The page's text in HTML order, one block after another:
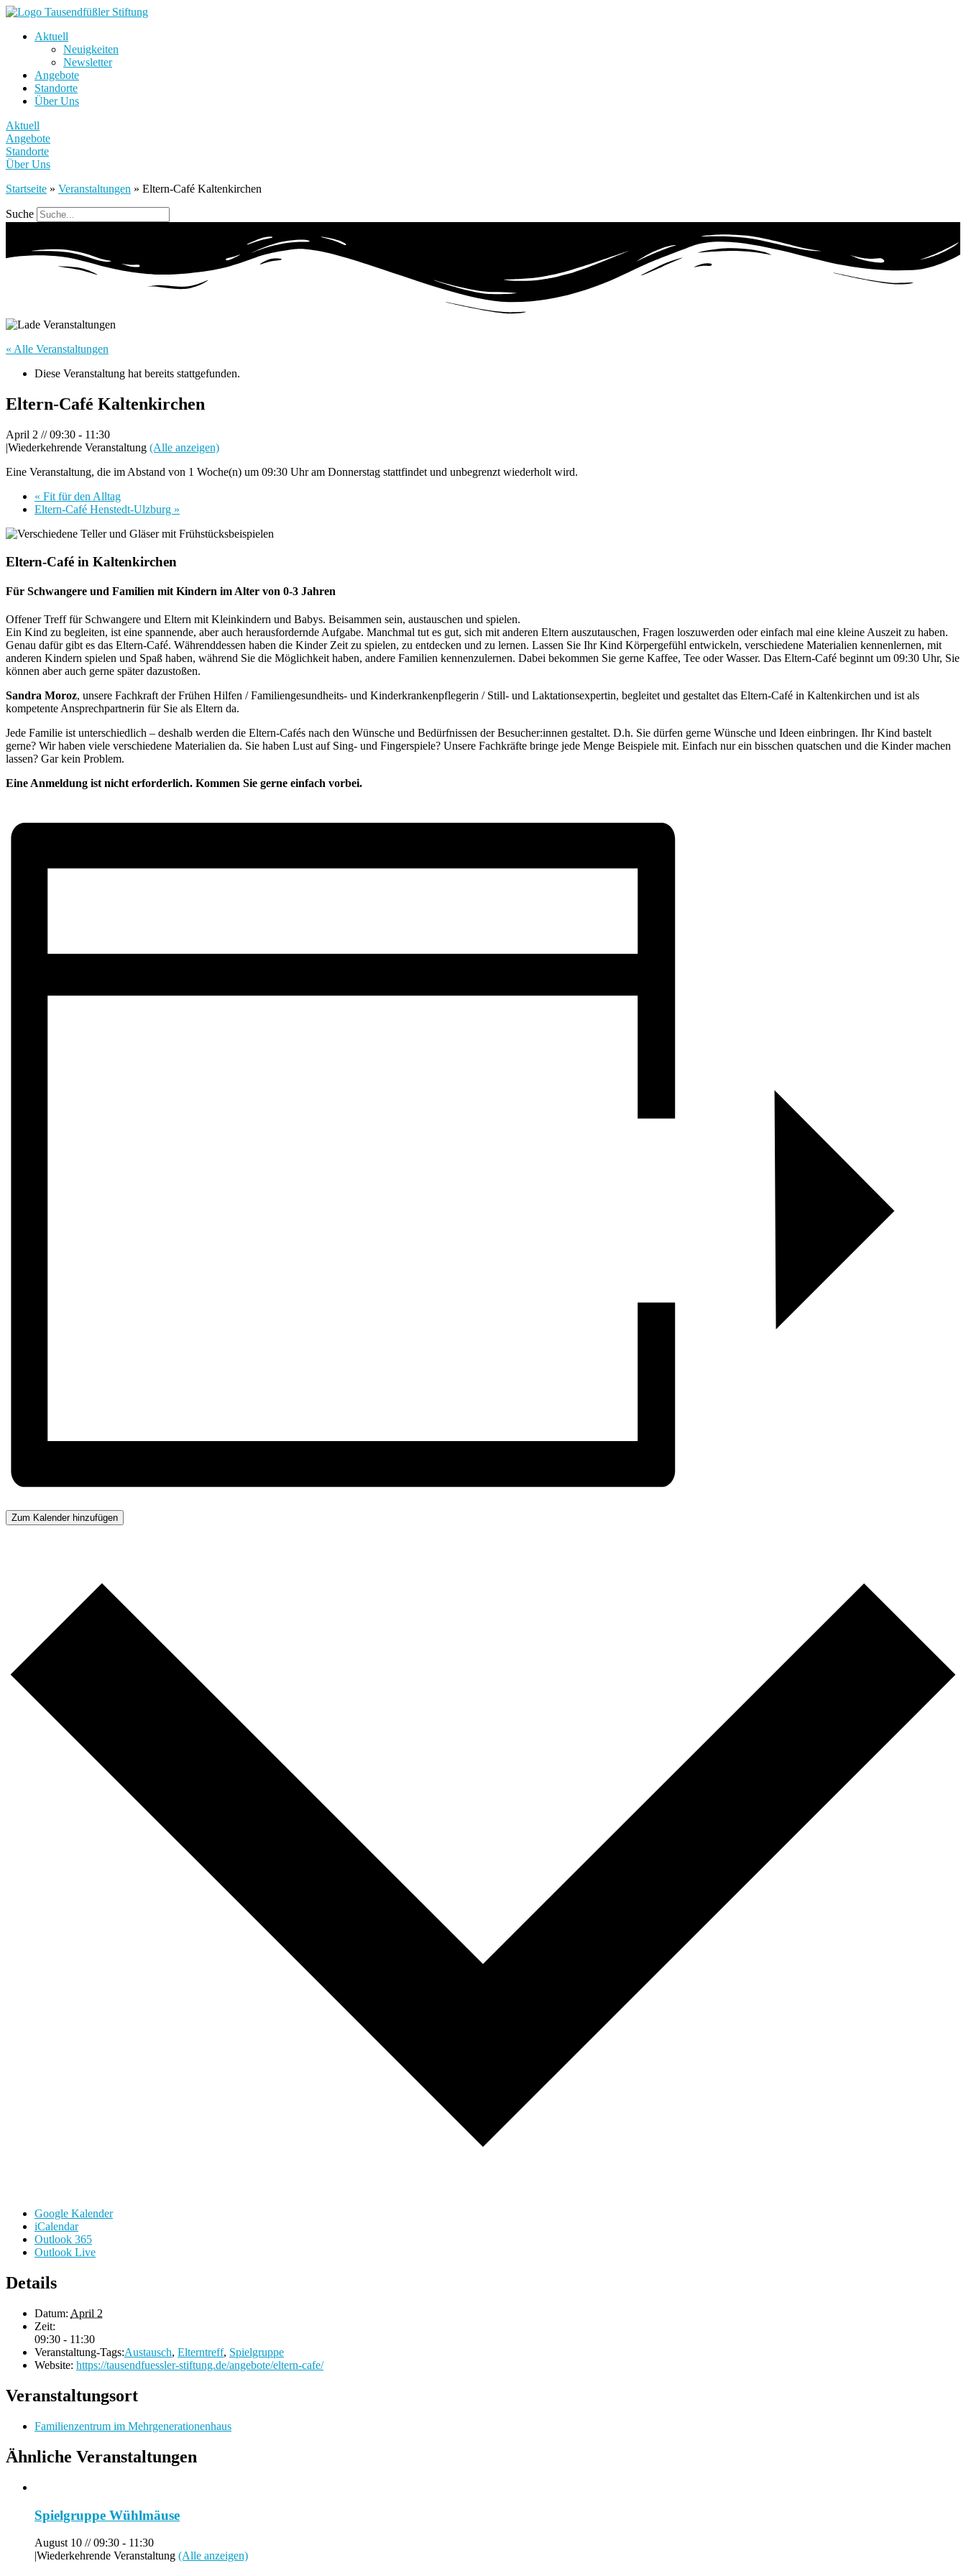
Aktuell
Neuigkeiten
Newsletter
Angebote
Standorte
Über Uns
Aktuell
Angebote
Standorte
Über Uns
Startseite » Veranstaltungen » Eltern-Café Kaltenkirchen
Suche
« Alle Veranstaltungen
Diese Veranstaltung hat bereits stattgefunden.
Eltern-Café Kaltenkirchen
April 2 // 09:30 - 11:30
|Wiederkehrende Veranstaltung (Alle anzeigen)
Eine Veranstaltung, die im Abstand von 1 Woche(n) um 09:30 Uhr am Donnerstag stattfindet und unbegrenzt wiederholt wird.
« Fit für den Alltag
Eltern-Café Henstedt-Ulzburg »
Eltern-Café in Kaltenkirchen
Für Schwangere und Familien mit Kindern im Alter von 0-3 Jahren
Offener Treff für Schwangere und Eltern mit Kleinkindern und Babys. Beisammen sein, austauschen und spielen.
Ein Kind zu begleiten, ist eine spannende, aber auch herausfordernde Aufgabe. Manchmal tut es gut, sich mit anderen Eltern auszutauschen, Fragen loszuwerden oder einfach mal eine kleine Auszeit zu haben.
Genau dafür gibt es das Eltern-Café. Währenddessen haben die Kinder Zeit zu spielen, zu entdecken und zu lernen. Lassen Sie Ihr Kind Körpergefühl entwickeln, verschiedene Materialien kennenlernen, mit
anderen Kindern spielen und Spaß haben, während Sie die Möglichkeit haben, andere Familien kennenzulernen. Dabei bekommen Sie gerne Kaffee, Tee oder Wasser. Das Eltern-Café beginnt um 09:30 Uhr, Sie
können aber auch gerne später dazustoßen.
Sandra Moroz, unsere Fachkraft der Frühen Hilfen / Familiengesundheits- und Kinderkrankenpflegerin / Still- und Laktationsexpertin, begleitet und gestaltet das Eltern-Café in Kaltenkirchen und ist als
kompetente Ansprechpartnerin für Sie als Eltern da.
Jede Familie ist unterschiedlich – deshalb werden die Eltern-Cafés nach den Wünsche und Bedürfnissen der Besucher:innen gestaltet. D.h. Sie dürfen gerne Wünsche und Ideen einbringen. Ihr Kind bastelt
gerne? Wir haben viele verschiedene Materialien da. Sie haben Lust auf Sing- und Fingerspiele? Unsere Fachkräfte bringe jede Menge Beispiele mit. Einfach nur ein bisschen quatschen und die Kinder machen
lassen? Gar kein Problem.
Eine Anmeldung ist nicht erforderlich. Kommen Sie gerne einfach vorbei.
Zum Kalender hinzufügen
Google Kalender
iCalendar
Outlook 365
Outlook Live
Details
Datum: April 2
Zeit:
09:30 - 11:30
Veranstaltung-Tags:Austausch, Elterntreff, Spielgruppe
Website: https://tausendfuessler-stiftung.de/angebote/eltern-cafe/
Veranstaltungsort
Familienzentrum im Mehrgenerationenhaus
Ähnliche Veranstaltungen
Spielgruppe Wühlmäuse
August 10 // 09:30 - 11:30
|Wiederkehrende Veranstaltung (Alle anzeigen)